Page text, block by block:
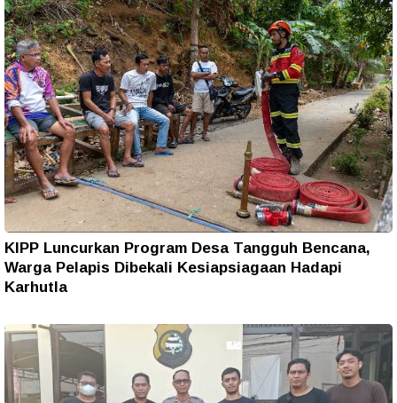
KIPP Luncurkan Program Desa Tangguh Bencana,
Warga Pelapis Dibekali Kesiapsiagaan Hadapi
Karhutla